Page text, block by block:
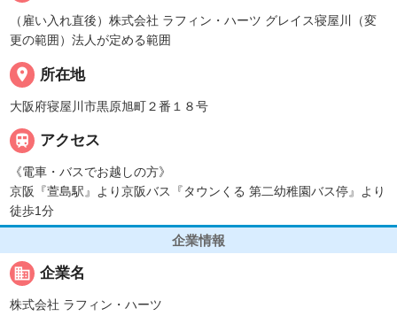
（雇い入れ直後）株式会社 ラフィン・ハーツ グレイス寝屋川（変
更の範囲）法人が定める範囲
place 所在地
大阪府寝屋川市黒原旭町２番１８号
 アクセス
《電車・バスでお越しの方》
京阪『萱島駅』より京阪バス『タウンくる 第二幼稚園バス停』より
徒歩1分
企業情報
business 企業名
株式会社 ラフィン・ハーツ